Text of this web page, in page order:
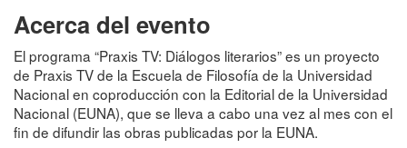
Acerca del evento
El programa “Praxis TV: Diálogos literarios” es un proyecto
de Praxis TV de la Escuela de Filosofía de la Universidad
Nacional en coproducción con la Editorial de la Universidad
Nacional (EUNA), que se lleva a cabo una vez al mes con el
fin de difundir las obras publicadas por la EUNA.